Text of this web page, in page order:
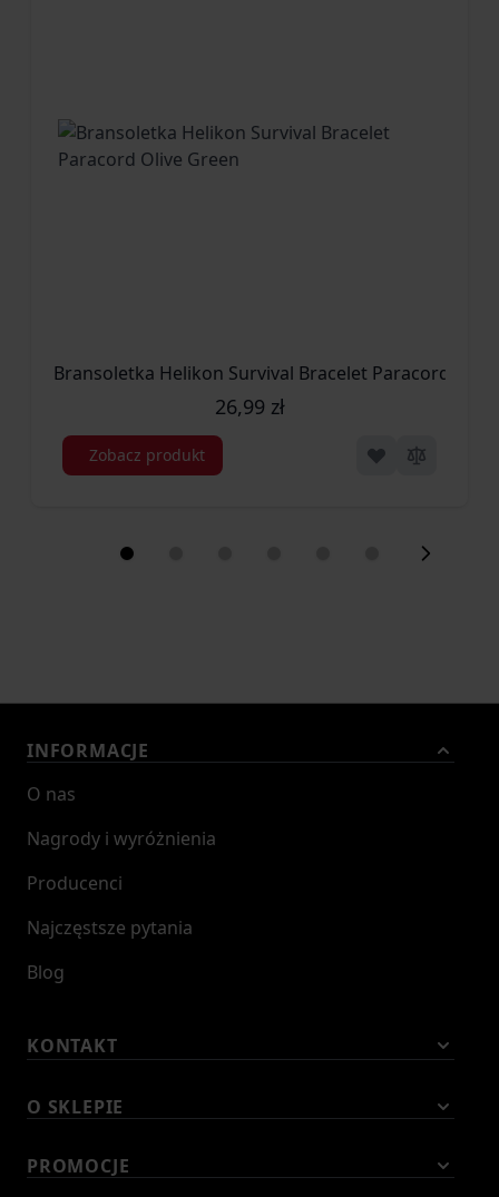
Bransoletka Helikon Survival Bracelet Paracord
26,99 zł
Zobacz produkt
INFORMACJE
O nas
Nagrody i wyróżnienia
Producenci
Najczęstsze pytania
Blog
KONTAKT
O SKLEPIE
PROMOCJE